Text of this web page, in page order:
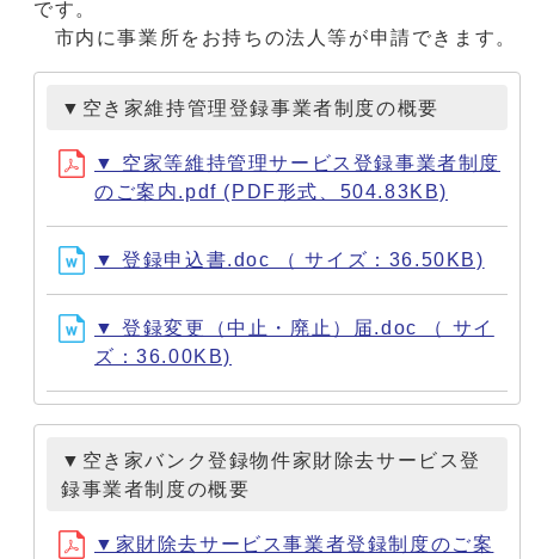
です。
市内に事業所をお持ちの法人等が申請できます。
▼空き家維持管理登録事業者制度の概要
▼ 空家等維持管理サービス登録事業者制度
のご案内.pdf (PDF形式、504.83KB)
▼ 登録申込書.doc （ サイズ：36.50KB)
▼ 登録変更（中止・廃止）届.doc （ サイ
ズ：36.00KB)
▼空き家バンク登録物件家財除去サービス登
録事業者制度の概要
▼家財除去サービス事業者登録制度のご案